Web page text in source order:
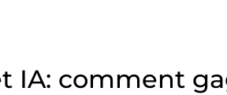
IA: comment